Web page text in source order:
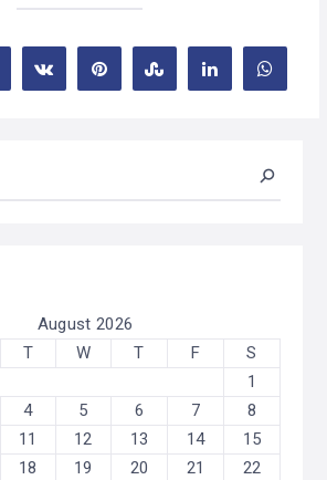
August 2026
T W T F
S
1
4 5 6 7
8
11 12 13 14
15
18 19 20 21
22